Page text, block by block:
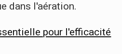
dans l'aération.
pour l'efficacité